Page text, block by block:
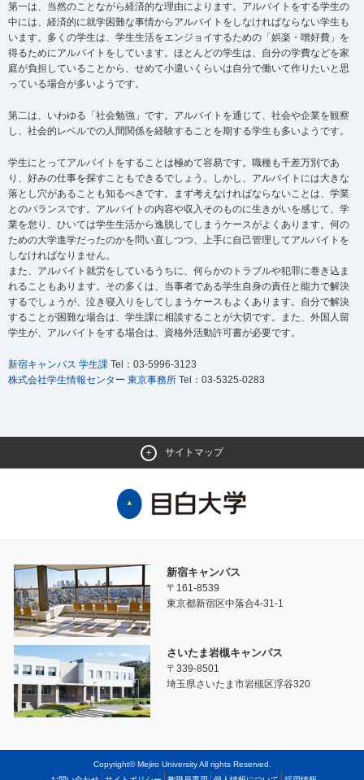
第一は、当然のことながら経済的な理由によります。アルバイトをする学生の
中には、経済的に就学困難な事情からアルバイトをしなければならない学生も
います。多くの学生は、学生生活をエンジョイするための「娯楽・噌好費」を
得るためにアルバイトをしています。ほとんどの学生は、自分の学費などを家
庭が負担していることから、せめて小遣いくらいは自分で働いて作りたいと思
っている場合が多いようです。
第二は、いわゆる「社会勉強」です。アルバイトを通じて、社会や企業を観察
し、社会的レベルでの人間関係を経験することを期する学生も多いようです。
学生にとってアルバイトをすることは極めて容易です。職種も千差万別であ
り、好みの仕事を探すこともできるでしょう。しかし、アルバイトには大きな
落とし穴があることも知るべきです。まず考えなければならないことは、学業
とのバランスです。アルバイトの内容や収入そのものに生きがいを感じて、学
業を怠り、ひいては学生生活から逸脱してしまうケースがよくあります。何の
ための大学進学だったのかを問い直しつつ、上手に自己管理してアルバイトを
しなければなりません。
また、アルバイト就労をしているうちに、何らかのトラブルや犯罪に巻き込ま
れることもあります。その多くは、当事者である学生自身の責任と能力で解決
するでしょうが、泣き寝入りをしてしまうケースもよくあります。自分で解決
することが困難な場合は、学生課に相談することが大切です。また、外国人留
学生が、アルバイトをする場合は、資格外活動許可書が必要です。
新宿キャンパス 学生課 Tel：03-5996-3123
株式会社学生情報センター 東京事務所 Tel：03-5325-0283
サイトマップ
新宿キャンパス
〒161-8539
東京都新宿区中落合4-31-1
さいたま岩槻キャンパス
〒339-8501
埼玉県さいたま市岩槻区浮谷320
Copyright© Mejiro University All rights Reserved.